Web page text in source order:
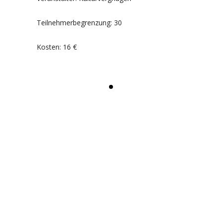
Teilnehmerbegrenzung: 30
Kosten: 16 €